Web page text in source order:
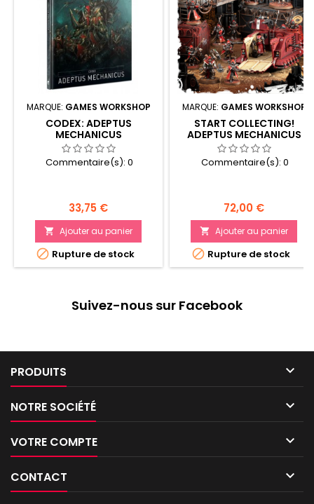
MARQUE: GAMES WORKSHOP
CODEX: ADEPTUS
MECHANICUS
Commentaire(s): 0
Prix
33,75 €
 Ajouter au panier
 Rupture de stock
MARQUE: GAMES WORKSHOP
START COLLECTING!
ADEPTUS MECHANICUS
Commentaire(s): 0
Prix
72,00 €
 Ajouter au panier
 Rupture de stock
Suivez-nous sur Facebook
PRODUITS 
NOTRE SOCIÉTÉ 
VOTRE COMPTE 
CONTACT 